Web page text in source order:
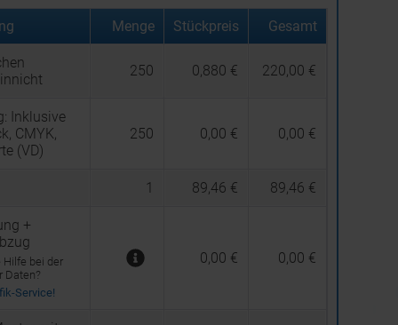
Menge Stückpreis Gesamt
250 0,880 € 220,00 €
Inklusive
CMYK,
(VD)
250 0,00 € 0,00 €
1 89,46 € 89,46 €
+
Hilfe bei der
Daten?
Service!
0,00 € 0,00 €